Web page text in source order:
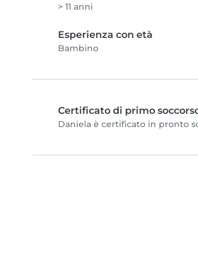
> 11 anni
Esperienza con età
Bambino
Certificato di primo
Daniela è certificato in pronto